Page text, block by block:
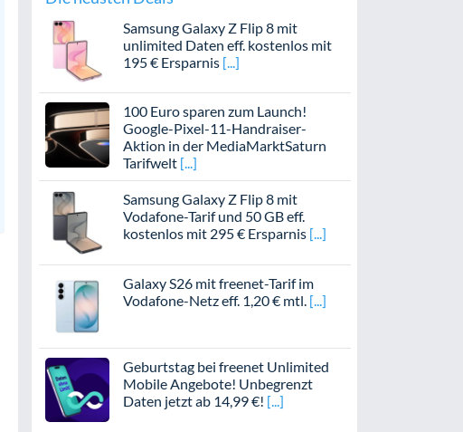
Samsung Galaxy Z Flip 8 mit
unlimited Daten eff. kostenlos mit
195 € Ersparnis
100 Euro sparen zum Launch!
Google-Pixel-11-Handraiser-
Aktion in der MediaMarktSaturn
Tarifwelt
Samsung Galaxy Z Flip 8 mit
Vodafone-Tarif und 50 GB eff.
kostenlos mit 295 € Ersparnis
Galaxy S26 mit freenet-Tarif im
Vodafone-Netz eff. 1,20 € mtl.
Geburtstag bei freenet Unlimited
Mobile Angebote! Unbegrenzt
Daten jetzt ab 14,99 €!